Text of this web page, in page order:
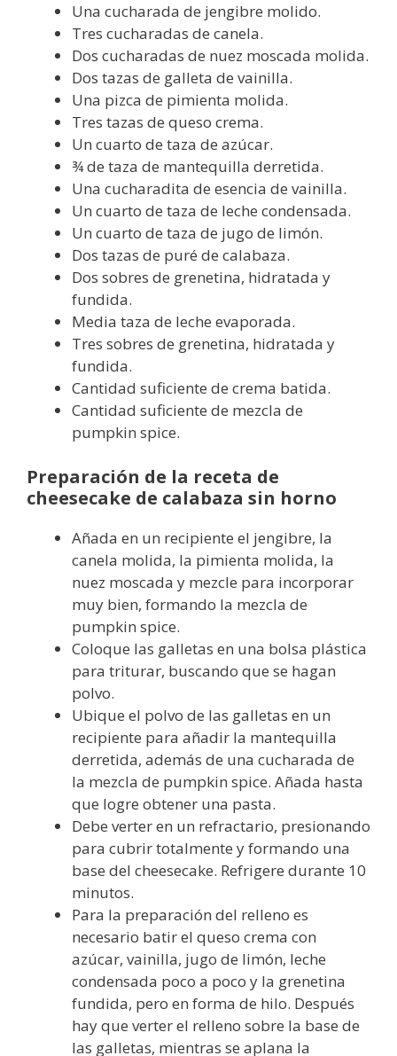
Una cucharada de jengibre molido.
Tres cucharadas de canela.
Dos cucharadas de nuez moscada molida.
Dos tazas de galleta de vainilla.
Una pizca de pimienta molida.
Tres tazas de queso crema.
Un cuarto de taza de azúcar.
¾ de taza de mantequilla derretida.
Una cucharadita de esencia de vainilla.
Un cuarto de taza de leche condensada.
Un cuarto de taza de jugo de limón.
Dos tazas de puré de calabaza.
Dos sobres de grenetina, hidratada y
fundida.
Media taza de leche evaporada.
Tres sobres de grenetina, hidratada y
fundida.
Cantidad suficiente de crema batida.
Cantidad suficiente de mezcla de
pumpkin spice.
Preparación de la receta de
cheesecake de calabaza sin horno
Añada en un recipiente el jengibre, la
canela molida, la pimienta molida, la
nuez moscada y mezcle para incorporar
muy bien, formando la mezcla de
pumpkin spice.
Coloque las galletas en una bolsa plástica
para triturar, buscando que se hagan
polvo.
Ubique el polvo de las galletas en un
recipiente para añadir la mantequilla
derretida, además de una cucharada de
la mezcla de pumpkin spice. Añada hasta
que logre obtener una pasta.
Debe verter en un refractario, presionando
para cubrir totalmente y formando una
base del cheesecake. Refrigere durante 10
minutos.
Para la preparación del relleno es
necesario batir el queso crema con
azúcar, vainilla, jugo de limón, leche
condensada poco a poco y la grenetina
fundida, pero en forma de hilo. Después
hay que verter el relleno sobre la base de
las galletas, mientras se aplana la